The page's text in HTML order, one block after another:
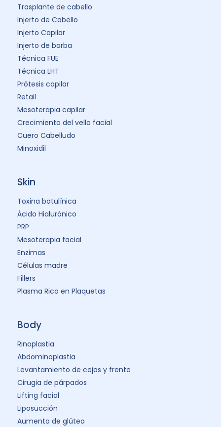
Trasplante de cabello
Injerto de Cabello
Injerto Capilar
Injerto de barba
Técnica FUE
Técnica LHT
Prótesis capilar
Retail
Mesoterapia capilar
Crecimiento del vello facial
Cuero Cabelludo
Minoxidil
Skin
Toxina botulínica
Ácido Hialurónico
PRP
Mesoterapia facial
Enzimas
Células madre
Fillers
Plasma Rico en Plaquetas
Body
Rinoplastia
Abdominoplastia
Levantamiento de cejas y frente
Cirugia de párpados
Lifting facial
Liposucción
Aumento de glúteo